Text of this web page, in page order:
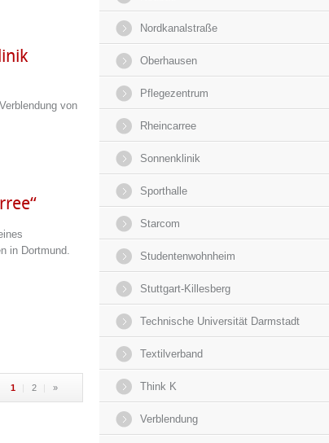
Nordkanalstraße
Oberhausen
Pflegezentrum
Rheincarree
Sonnenklinik
Sporthalle
Starcom
Studentenwohnheim
Stuttgart-Killesberg
Technische Universität Darmstadt
Textilverband
Think K
Verblendung
von
in Dortmund.
1 2 »